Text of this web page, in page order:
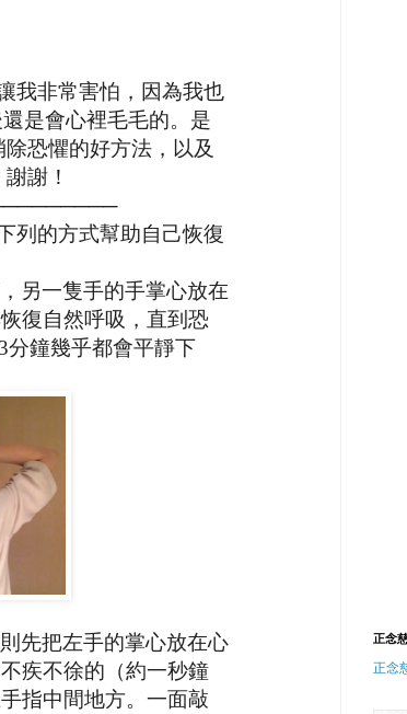
我非常害怕，因為我也
是會心裡毛毛的。是
恐懼的好方法，以及
謝！
列的方式幫助自己恢復
另一隻手的手掌心放在
復自然呼吸，直到恐
分鐘幾乎都會平靜下
先把左手的掌心放在心
疾不徐的（約一秒鐘
指中間地方。一面敲
正念
正念